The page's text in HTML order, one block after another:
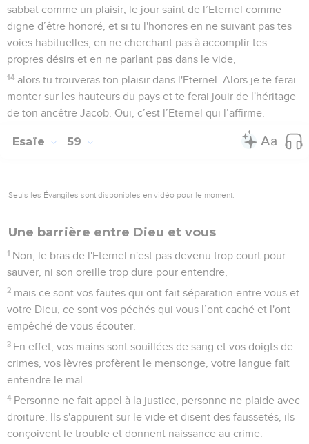
sabbat comme un plaisir, le jour saint de l’Eternel comme
digne d’être honoré, et si tu l'honores en ne suivant pas tes
voies habituelles, en ne cherchant pas à accomplir tes
propres désirs et en ne parlant pas dans le vide,
14 alors tu trouveras ton plaisir dans l'Eternel. Alors je te ferai
monter sur les hauteurs du pays et te ferai jouir de l'héritage
de ton ancêtre Jacob. Oui, c’est l’Eternel qui l’affirme.
Esaïe 59
Seuls les Évangiles sont disponibles en vidéo pour le moment.
Une barrière entre Dieu et vous
1 Non, le bras de l'Eternel n'est pas devenu trop court pour
sauver, ni son oreille trop dure pour entendre,
2 mais ce sont vos fautes qui ont fait séparation entre vous et
votre Dieu, ce sont vos péchés qui vous l’ont caché et l'ont
empêché de vous écouter.
3 En effet, vos mains sont souillées de sang et vos doigts de
crimes, vos lèvres profèrent le mensonge, votre langue fait
entendre le mal.
4 Personne ne fait appel à la justice, personne ne plaide avec
droiture. Ils s'appuient sur le vide et disent des faussetés, ils
conçoivent le trouble et donnent naissance au crime.